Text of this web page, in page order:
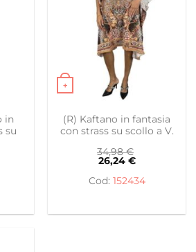
più varianti. Le opzioni possono
in
su
+
Questo prodotto ha più
(R) Kaftano in fantasia
con strass su scollo a V.
34,98€
26,24 €
152434